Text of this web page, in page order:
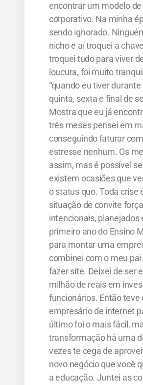
encontrar um modelo
corporativo. Na minha
sendo ignorado.
nicho e aí troquei a
troquei tudo para viver
loucura, foi muito
“quando eu tiver
quinta, sexta e final de
Mostra que eu já
três meses pensei em
conseguindo faturar
estresse nenhum. Os
assim, mas é possível
existem ocasiões que
o status quo. Toda crise
situação de convite
intencionais, planejados
primeiro ano do Ensino
para montar uma
combinei com o meu
fazer site. Deixei de ser
milhão de reais em
funcionários. Então
empresário de internet
último foi o mais fácil,
transformação há uma
vezes te cega de
novo negócio que você
a educação. Juntei as